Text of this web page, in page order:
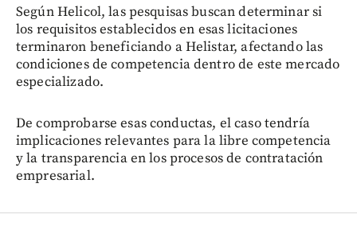
Según Helicol, las pesquisas buscan determinar si
los requisitos establecidos en esas licitaciones
terminaron beneficiando a Helistar, afectando las
condiciones de competencia dentro de este mercado
especializado.
De comprobarse esas conductas, el caso tendría
implicaciones relevantes para la libre competencia
y la transparencia en los procesos de contratación
empresarial.